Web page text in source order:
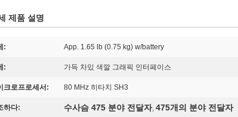
제품 설명
: App. 1.65 lb (0.75 kg) w/battery
: 가득 차있 색깔 그래픽 인터페이스
크로프로세서: 80 MHz 히타치 SH3
하다: 수사슴 475 분야 전달자, 475개의 분야 전달자